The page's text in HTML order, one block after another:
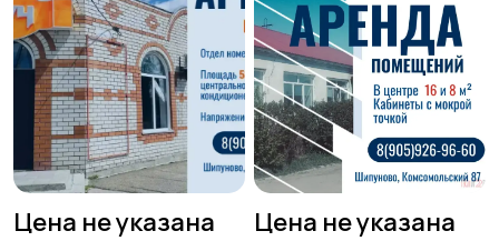
Прочие строения2 Продажа квартиры50
Цена не указана Цена не указана